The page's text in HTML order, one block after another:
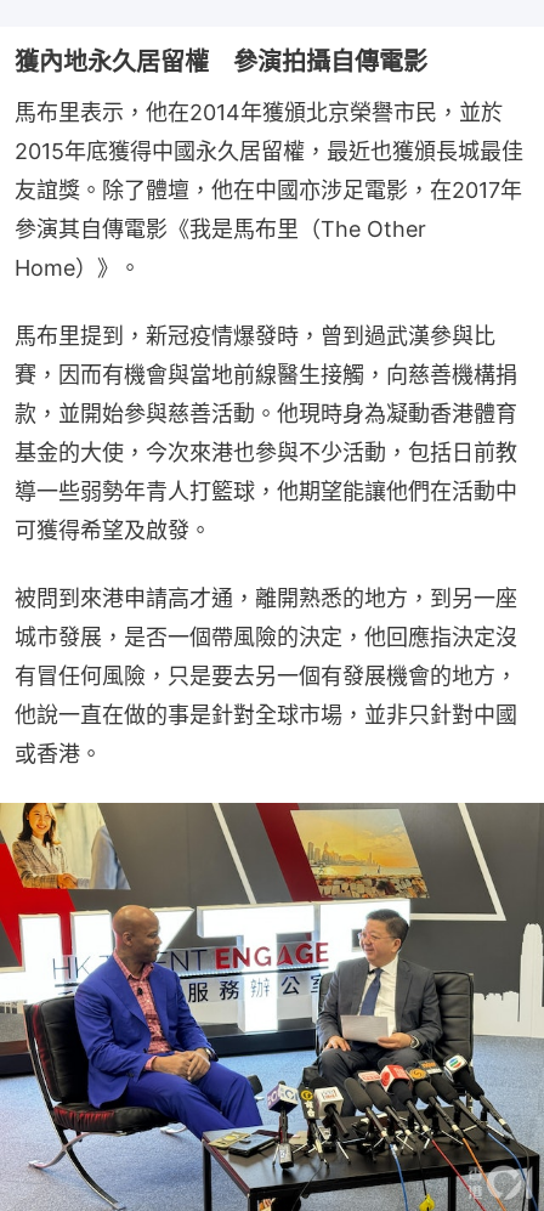
獲內地永久居留權 參演拍攝自傳電影
馬布里表示，他在2014年獲頒北京榮譽市民，並於
2015年底獲得中國永久居留權，最近也獲頒長城最佳
友誼獎。除了體壇，他在中國亦涉足電影，在2017年
參演其自傳電影《我是馬布里（The Other
Home）》。
馬布里提到，新冠疫情爆發時，曾到過武漢參與比
賽，因而有機會與當地前線醫生接觸，向慈善機構捐
款，並開始參與慈善活動。他現時身為凝動香港體育
基金的大使，今次來港也參與不少活動，包括日前教
導一些弱勢年青人打籃球，他期望能讓他們在活動中
可獲得希望及啟發。
被問到來港申請高才通，離開熟悉的地方，到另一座
城市發展，是否一個帶風險的決定，他回應指決定沒
有冒任何風險，只是要去另一個有發展機會的地方，
他說一直在做的事是針對全球市場，並非只針對中國
或香港。